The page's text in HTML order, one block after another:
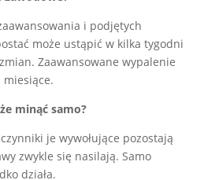
i podjętych
może ustąpić w kilka tygodni
Zaawansowane wypalenie
miesiące.
minąć samo?
je wywołujące pozostają
zwykle się nasilają. Samo
działa.